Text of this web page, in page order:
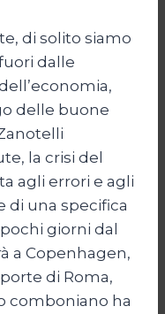
di solito siamo
dalle
delle buone
la crisi del
agli errori e agli
di una specifica
giorni dal
a Copenhagen,
di Roma,
comboniano ha